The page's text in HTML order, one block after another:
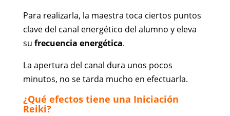
Para realizarla, la maestra toca ciertos puntos
clave del canal energético del alumno y eleva
su frecuencia energética.
La apertura del canal dura unos pocos
minutos, no se tarda mucho en efectuarla.
¿Qué efectos tiene una Iniciación
Reiki?